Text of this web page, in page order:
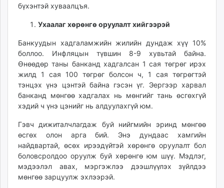
urlag.mn
shudarga.mn
shuurhai.mn
unuudur.mn
isee.mn
mglradio.com
fact.mn
tumen.mn
shuum.mn
times.mn
tvmongolia.mn
mass.mn
бүхэнтэй хуваалцъя.
Ухаалаг хөрөнгө оруулалт хийгээрэй
Банкуудын хадгаламжийн жилийн дундаж хүү 10%
боллоо. Инфляцын түвшин 8-9 хувьтай байна.
Өнөөдөр таны банканд хадгалсан 1 сая төгрөг ирэх
жилд 1 сая 100 төгрөг болсон ч, 1 сая төгрөгтэй
тэнцэх үнэ цэнтэй байна гэсэн үг. Эергээр харвал
банканд мөнгөө хадгалах нь мөнгийг тань өсгөхгүй
хэдий ч үнэ цэнийг нь алдуулахгүй юм.
Гэвч дижиталчлагдаж буй нийгмийн эринд мөнгөө
өсгөх олон арга бий. Энэ дундаас хамгийн
найдвартай, өсөх ирээдүйтэй хөрөнгө оруулалт бол
боловсролдоо оруулж буй хөрөнгө юм шүү. Мэдлэг,
мэдээлэл авах, мэргэжлээ дээшлүүлэх зүйлдээ
мөнгөө зарцуулж эхлээрэй.